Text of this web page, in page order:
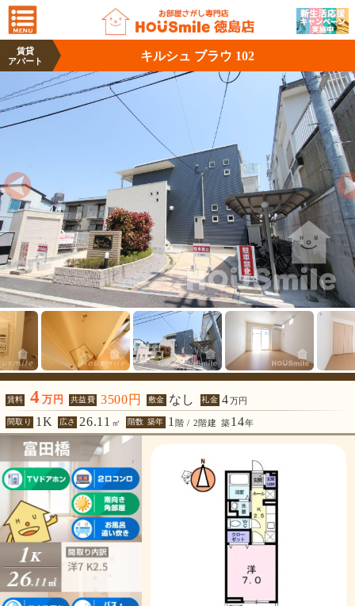
賃貸
アパート
キルシュ ブラウ 102
賃料 4 万円 共益費 3500円 敷金 なし 礼金 4万円
間取り 1K 広さ 26.11 ㎡ 階数 築年 1 階 / 2階建 築14年